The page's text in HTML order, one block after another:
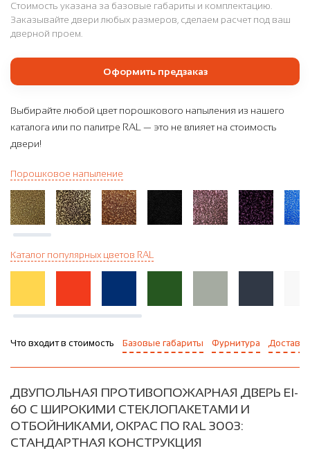
Стоимость указана за базовые габариты и комплектацию.
Заказывайте двери любых размеров, сделаем расчет под ваш
дверной проем.
Оформить предзаказ
Выбирайте любой цвет порошкового напыления из нашего
каталога или по палитре RAL — это не влияет на стоимость
двери!
Порошковое напыление
Каталог популярных цветов RAL
Что входит в стоимость Базовые габариты Фурнитура Доставка
ДВУПОЛЬНАЯ ПРОТИВОПОЖАРНАЯ ДВЕРЬ EI-
60 С ШИРОКИМИ СТЕКЛОПАКЕТАМИ И
ОТБОЙНИКАМИ, ОКРАС ПО RAL 3003:
СТАНДАРТНАЯ КОНСТРУКЦИЯ